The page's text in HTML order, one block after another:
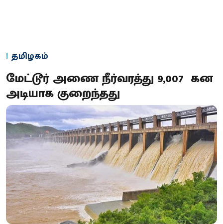
தமிழகம்
மேட்டூர் அணை நீர்வரத்து 9,007 கன
அடியாக குறைந்தது